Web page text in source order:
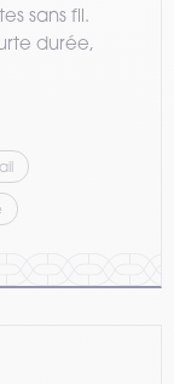
sans fil.
durée,